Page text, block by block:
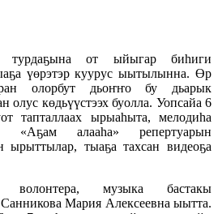
турдаҕына от ыйыгар биһиги
үөрэтэр куурус ыытылынна. Өр
олорбут дьоҥҥо бу дьарык
көдьүүстээх буолла. Уопсайа 6
тапталлаах ырыаһыта, мелодиһа
«Аҕам алааһа» репертуарын
ырыттылар, тыаҕа тахсан видеоҕа
волонтера, музыка бастакы
Санникова Мария Алексеевна ыытта.